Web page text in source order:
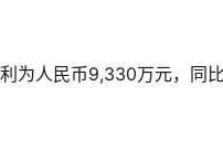
为人民币9,330万元，同比